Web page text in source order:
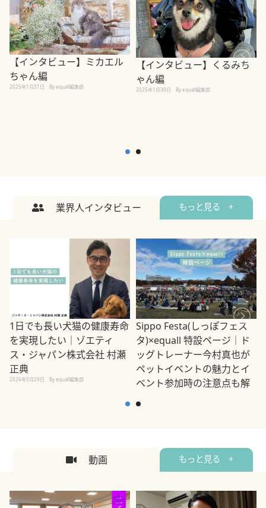
【インタビュー】ミカエル
ちゃん編
2025年1月31日 By equall編集部
【インタビュー】くるみち
ゃん編
2025年1月30日 By equall編集部
業界人インタビュー もっと見る +
1日でも長い犬猫の健康寿命
を実現したい｜ゾエティ
ス・ジャパン株式会社 村瀬
正典
2026年5月29日 By equall編集部
Sippo Festa(しっぽフェス
タ)×equall 特設ページ｜ド
ッグトレーナー今村真也が
ペットイベントの魅力とイ
ベント参加時の注意点も解
2026年5月12日
動画 もっと見る +